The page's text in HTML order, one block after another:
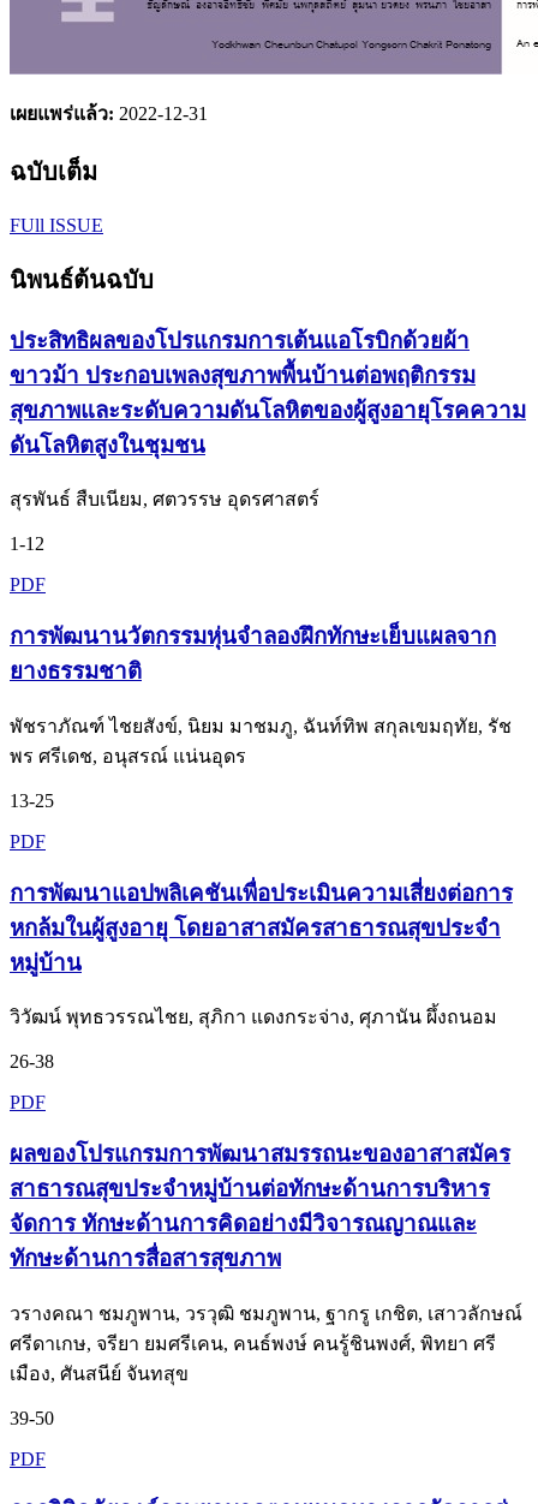
เผยแพร่แล้ว: 2022-12-31
ฉบับเต็ม
FUll ISSUE
นิพนธ์ต้นฉบับ
ประสิทธิผลของโปรแกรมการเต้นแอโรบิกด้วยผ้า
ขาวม้า ประกอบเพลงสุขภาพพื้นบ้านต่อพฤติกรรม
สุขภาพและระดับความดันโลหิตของผู้สูงอายุโรคความ
ดันโลหิตสูงในชุมชน
สุรพันธ์ สืบเนียม, ศตวรรษ อุดรศาสตร์
1-12
PDF
การพัฒนานวัตกรรมหุ่นจำลองฝึกทักษะเย็บแผลจาก
ยางธรรมชาติ
พัชราภัณฑ์ ไชยสังข์, นิยม มาชมภู, ฉันท์ทิพ สกุลเขมฤทัย, รัช
พร ศรีเดช, อนุสรณ์ แน่นอุดร
13-25
PDF
การพัฒนาแอปพลิเคชันเพื่อประเมินความเสี่ยงต่อการ
หกล้มในผู้สูงอายุ โดยอาสาสมัครสาธารณสุขประจำ
หมู่บ้าน
วิวัฒน์ พุทธวรรณไชย, สุภิกา แดงกระจ่าง, ศุภานัน ผึ้งถนอม
26-38
PDF
ผลของโปรแกรมการพัฒนาสมรรถนะของอาสาสมัคร
สาธารณสุขประจำหมู่บ้านต่อทักษะด้านการบริหาร
จัดการ ทักษะด้านการคิดอย่างมีวิจารณญาณและ
ทักษะด้านการสื่อสารสุขภาพ
วรางคณา ชมภูพาน, วรวุฒิ ชมภูพาน, ฐากรู เกชิต, เสาวลักษณ์
ศรีดาเกษ, จรียา ยมศรีเคน, คนธ์พงษ์ คนรู้ชินพงศ์, พิทยา ศรี
เมือง, ศันสนีย์ จันทสุข
39-50
PDF